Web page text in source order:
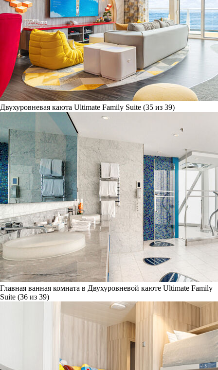
Двухуровневая каюта Ultimate Family Suite (35 из 39)
Главная ванная комната в Двухуровневой каюте Ultimate Family
Suite (36 из 39)